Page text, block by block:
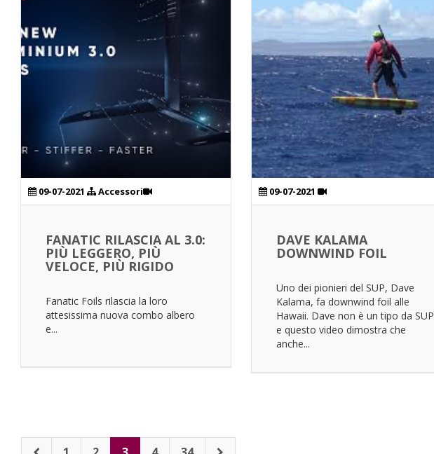
09-07-2021 Accessori
FANATIC RILASCIA AL 3.0:
PIÙ LEGGERO, PIÙ
VELOCE, PIÙ RIGIDO
Fanatic Foils rilascia la loro
attesissima nuova combo albero
e...
09-07-2021
DAVE KALAMA
DOWNWIND FOIL
Uno dei pionieri del SUP, Dave
Kalama, fa downwind foil alle
Hawaii. Dave non è un tipo da SUP
e questo video dimostra che
anche...